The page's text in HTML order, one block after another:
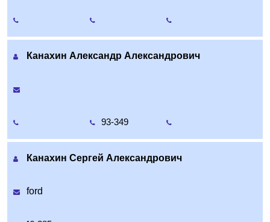
Канахин Александр Александрович
93-349
Канахин Сергей Александрович
ford